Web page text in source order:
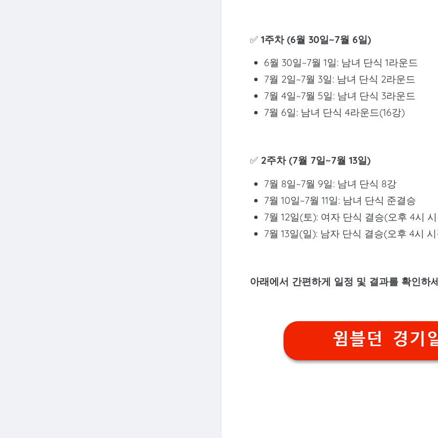
✅ 1주차 (6월 30일~7월 6일)
6월 30일~7월 1일: 남녀 단식 1라운드
7월 2일~7월 3일: 남녀 단식 2라운드
7월 4일~7월 5일: 남녀 단식 3라운드
7월 6일: 남녀 단식 4라운드(16강)
✅ 2주차 (7월 7일~7월 13일)
7월 8일~7월 9일: 남녀 단식 8강
7월 10일~7월 11일: 남녀 단식 준결승
7월 12일(토): 여자 단식 결승(오후 4시
7월 13일(일): 남자 단식 결승(오후 4시
아래에서 간편하게 일정 및 결과를 확인하
윔블던 경기